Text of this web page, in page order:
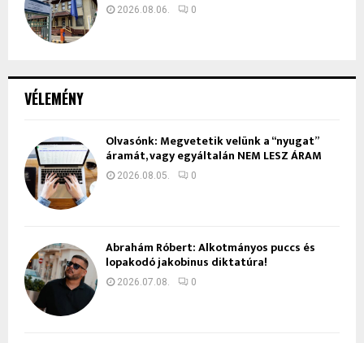
VÉLEMÉNY
Olvasónk: Megvetetik velünk a “nyugat”
áramát, vagy egyáltalán NEM LESZ ÁRAM
2026.08.05. 0
Ábrahám Róbert: Alkotmányos puccs és
lopakodó jakobinus diktatúra!
2026.07.08. 0
2026.08.06. 0